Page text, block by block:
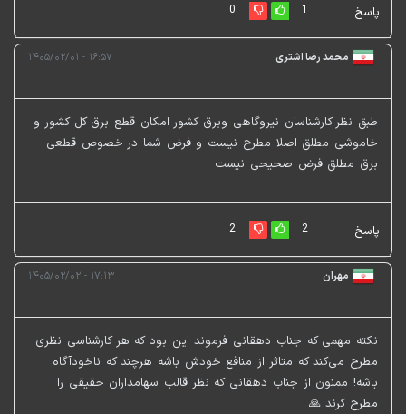
پاسخ 1
0
محمد رضا اشتری ۱۶:۵۷ - ۱۴۰۵/۰۲/۰۱
طبق نظر کارشناسان نیروگاهی وبرق کشور امکان قطع برق کل کشور و
خاموشی مطلق اصلا مطرح نیست و فرض شما در خصوص قطعی
برق مطلق فرض صحیحی نیست
پاسخ 2
2
مهران ۱۷:۱۳ - ۱۴۰۵/۰۲/۰۲
نکته مهمی که جناب دهقانی فرموند این بود که هر کارشناسی نظری
مطرح می‌کند که متاثر از منافع خودش باشه هرچند که ناخودآگاه
باشه! ممنون از جناب دهقانی که نظر قالب سهامداران حقیقی را
مطرح کرند 🙏